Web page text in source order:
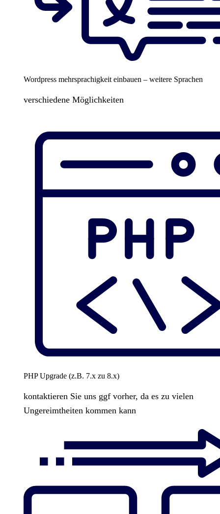
Wordpress mehrsprachigkeit einbauen – weitere Sprachen
verschiedene Möglichkeiten
PHP Upgrade (z.B. 7.x zu 8.x)
kontaktieren Sie uns ggf vorher, da es zu vielen
Ungereimtheiten kommen kann